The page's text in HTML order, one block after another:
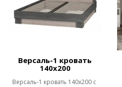
Версаль-1 кровать
140х200
Версаль-1 кровать 140х200 с